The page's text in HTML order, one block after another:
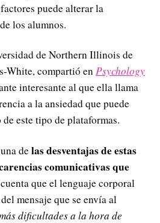
puede alterar la
los alumnos.
de Northern Illinois de
White, compartió enPsychology
interesante al que ella llama
a la ansiedad que puede
este tipo de plataformas.
delas desventajas de estas
comunicativas que
que el lenguaje corporal
mensaje que se envía al
dificultades a la hora de